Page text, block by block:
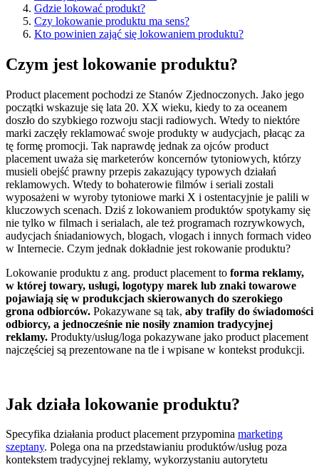
Gdzie lokować produkt?
Czy lokowanie produktu ma sens?
Kto powinien zająć się lokowaniem produktu?
Czym jest lokowanie produktu?
Product placement pochodzi ze Stanów Zjednoczonych. Jako jego
początki wskazuje się lata 20. XX wieku, kiedy to za oceanem
doszło do szybkiego rozwoju stacji radiowych. Wtedy to niektóre
marki zaczęły reklamować swoje produkty w audycjach, płacąc za
tę formę promocji. Tak naprawdę jednak za ojców product
placement uważa się marketerów koncernów tytoniowych, którzy
musieli obejść prawny przepis zakazujący typowych działań
reklamowych. Wtedy to bohaterowie filmów i seriali zostali
wyposażeni w wyroby tytoniowe marki X i ostentacyjnie je palili w
kluczowych scenach. Dziś z lokowaniem produktów spotykamy się
nie tylko w filmach i serialach, ale też programach rozrywkowych,
audycjach śniadaniowych, blogach, vlogach i innych formach video
w Internecie. Czym jednak dokładnie jest rokowanie produktu?
Lokowanie produktu z ang. product placement to forma reklamy,
w której towary, usługi, logotypy marek lub znaki towarowe
pojawiają się w produkcjach skierowanych do szerokiego
grona odbiorców. Pokazywane są tak, aby trafiły do świadomości
odbiorcy, a jednocześnie nie nosiły znamion tradycyjnej
reklamy. Produkty/usług/loga pokazywane jako product placement
najczęściej są prezentowane na tle i wpisane w kontekst produkcji.
Jak działa lokowanie produktu?
Specyfika działania product placement przypomina marketing
szeptany. Polega ona na przedstawianiu produktów/usług poza
kontekstem tradycyjnej reklamy, wykorzystaniu autorytetu